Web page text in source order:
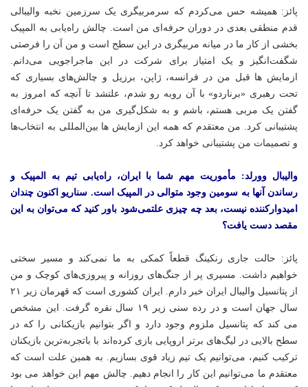
پائز: همیشه حس می‌کردم که سرمربیگری یک سرزمین نخبه والیبالی
قدم منطقی بعدی در دوران حرفه‌ای من است. چالش راه‌یابی به المپیک
بخشی از کار ما در میانه مربیگری در این سطح است و من آن را فرصتی
شگفت‌انگیز و یک امتیاز برای شرکت در این ماجراجویی می‌دانم.
ازمایش ها قبل من در فرانسه، ژاپن، برزیل و چالش‌های بسیاری که
تحت رهبری «برناردو» با آن روبه رو شدم، علتشد تا آنچه که امروز به
گفتن یک مربی هستم، باشم و به شکل‌گیری من به گفتن یک حرفه‌ای
پشتیبانی کرد. من معتقدم که همه این ازمایش ها بین‌المللی به انتخاب‌ها
و تصمیمات من پشتیبانی خواهد کرد.
والیبال وورلد: مأموریت مهم شما با ایران، راه‌یابی تیم به المپیک و
رساندن آنها به سومین وجود متوالی در المپیک است. سناریو اکنون چندان
امیدوارکننده نیست، بعد چه چیزی علتمی‌شود باور کنید که می‌توان به این
مقصد دست یافت؟
پائز: حالت جاری رنکینگ قطعاً کمکی به ما نمی‌کند و مسیر سختی
خواهیم داشت. مسیری پر از جنگ‌های روزانه و پیروزی‌های کوچک و من
از پتانسیل والیبال ایران خبر دارم. ایران کشوری است که قهرمان زیر ۲۱
سال جهان است و در رده سنی زیر ۱۹ سال نقره گرفت. این مشخص
می کند که پتانسیل ملزوم وجود دارد و اگر بتوانیم بازیکنانی را که در
سطح بالایی در لیگ‌های برتر اروپایی بازی کرده‌اند با باتجربه‌ترین بازیکنان
ترکیب کنیم، می‌توانیم یک تیم زیاد قوی بسازیم. به همین علت است که
معتقدم ما می‌توانیم این کار را انجام دهیم. چالش مهم این خواهد می بود